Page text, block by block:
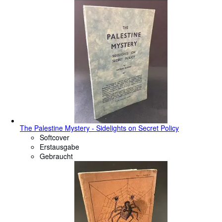
The Palestine Mystery - Sidelights on Secret Policy
Softcover
Erstausgabe
Gebraucht